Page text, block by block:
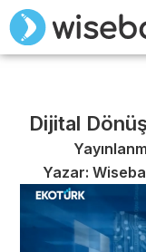
Dijital
Yazar: